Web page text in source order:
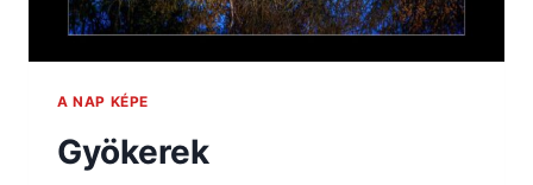
A NAP KÉPE
Gyökerek